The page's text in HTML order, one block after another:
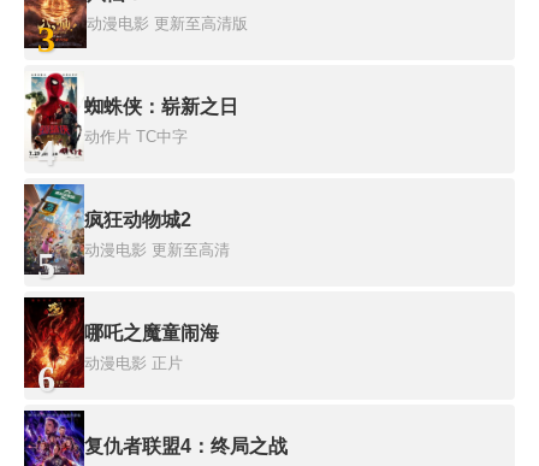
3 动漫电影 更新至高清版
4
蜘蛛侠：崭新之日
动作片 TC中字
5
疯狂动物城2
动漫电影 更新至高清
6
哪吒之魔童闹海
动漫电影 正片
复仇者联盟4：终局之战